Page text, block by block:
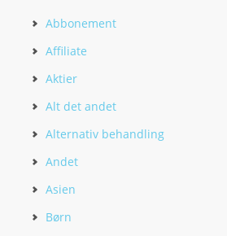
Abbonement
Affiliate
Aktier
Alt det andet
Alternativ behandling
Andet
Asien
Børn